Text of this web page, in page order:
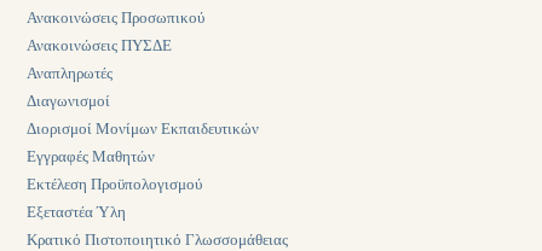
Ανακοινώσεις Προσωπικού
Ανακοινώσεις ΠΥΣΔΕ
Αναπληρωτές
Διαγωνισμοί
Διορισμοί Μονίμων Εκπαιδευτικών
Εγγραφές Μαθητών
Εκτέλεση Προϋπολογισμού
Εξεταστέα Ύλη
Κρατικό Πιστοποιητικό Γλωσσομάθειας